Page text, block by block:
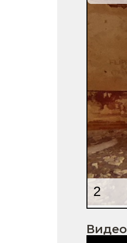
Видео